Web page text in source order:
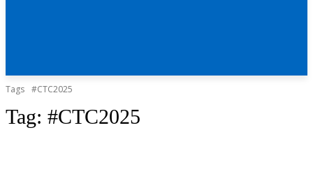
Tags #CTC2025
Tag: #CTC2025